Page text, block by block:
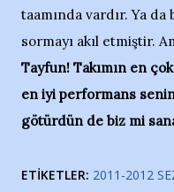
taamında vardır. Ya
sormayı akıl etmiştir.
Tayfun! Takımın en
en iyi performans senin
götürdün de biz mi
ETIKETLER: 2011-2012